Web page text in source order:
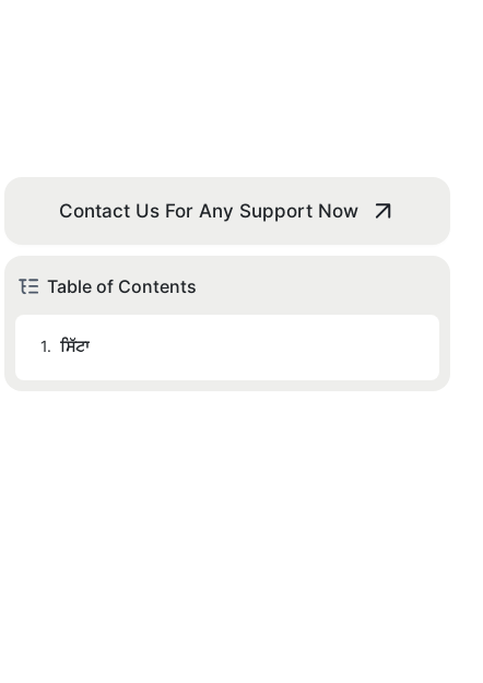
Contact Us For Any Support Now
Table of Contents
1. ਸਿੱਟਾ